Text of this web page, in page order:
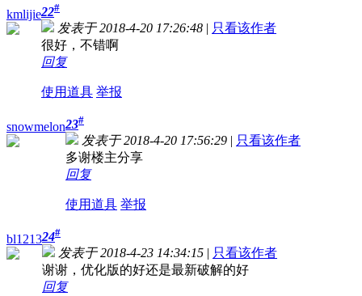
kmlijie22#
发表于 2018-4-20 17:26:48 | 只看该作者
很好，不错啊
回复
使用道具 举报
snowmelon23#
发表于 2018-4-20 17:56:29 | 只看该作者
多谢楼主分享
回复
使用道具 举报
bl121324#
发表于 2018-4-23 14:34:15 | 只看该作者
谢谢，优化版的好还是最新破解的好
回复